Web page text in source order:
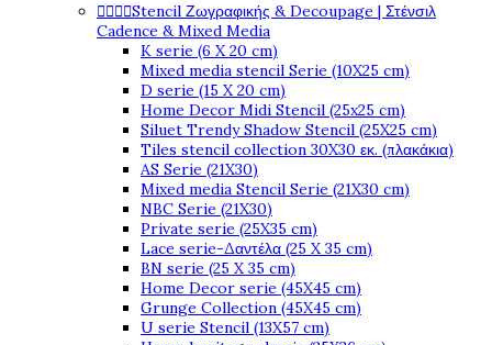
Stencil Ζωγραφικής & Decoupage | Στένσιλ
Cadence & Mixed Media
K serie (6 X 20 cm)
Mixed media stencil Serie (10X25 cm)
D serie (15 X 20 cm)
Home Decor Midi Stencil (25x25 cm)
Siluet Trendy Shadow Stencil (25X25 cm)
Tiles stencil collection 30X30 εκ. (πλακάκια)
AS Serie (21X30)
Mixed media Stencil Serie (21X30 cm)
NBC Serie (21X30)
Private serie (25X35 cm)
Lace serie-Δαντέλα (25 X 35 cm)
BN serie (25 X 35 cm)
Home Decor serie (45X45 cm)
Grunge Collection (45X45 cm)
U serie Stencil (13X57 cm)